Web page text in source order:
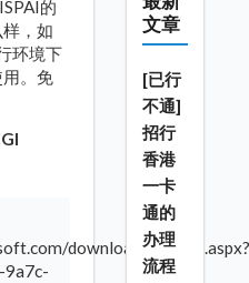
的
，如
环境下
。免
downloads/
9a7c-
文章
[已行
不通]
招行
香港
一卡
通的
办理
流程